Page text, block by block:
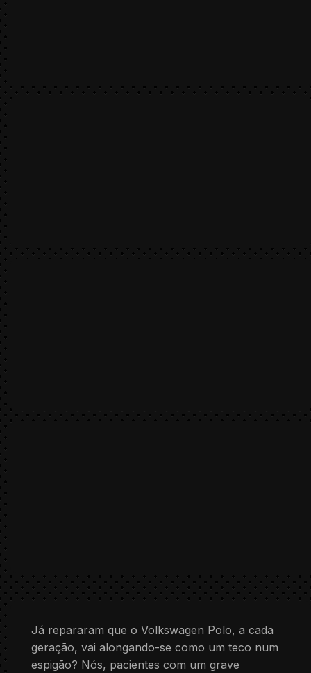
Já repararam que o Volkswagen Polo, a cada
geração, vai alongando-se como um teco num
espigão? Nós, pacientes com um grave